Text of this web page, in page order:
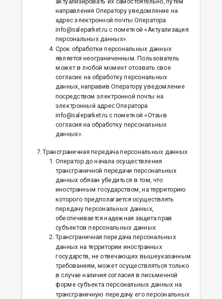
направления Оператору уведомление на
адрес электронной почты Оператора
info@saleparket.ru с пометкой «Актуализация
персональных данных».
Срок обработки персональных данных
является неограниченным. Пользователь
может в любой момент отозвать свое
согласие на обработку персональных
данных, направив Оператору уведомление
посредством электронной почты на
электронный адрес Оператора
info@saleparket.ru с пометкой «Отзыв
согласия на обработку персональных
данных».
Трансграничная передача персональных данных
Оператор до начала осуществления
трансграничной передачи персональных
данных обязан убедиться в том, что
иностранным государством, на территорию
которого предполагается осуществлять
передачу персональных данных,
обеспечивается надежная защита прав
субъектов персональных данных.
Трансграничная передача персональных
данных на территории иностранных
государств, не отвечающих вышеуказанным
требованиям, может осуществляться только
в случае наличия согласия в письменной
форме субъекта персональных данных на
трансграничную передачу его персональных